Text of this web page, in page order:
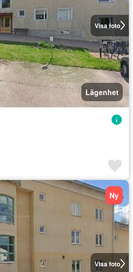
Visa foto
Lägenhet
Visa foto
Ny